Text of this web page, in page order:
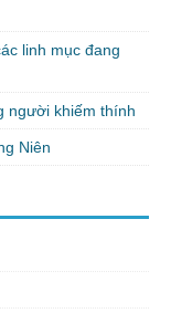
linh mục đang
người khiếm thính
Niên